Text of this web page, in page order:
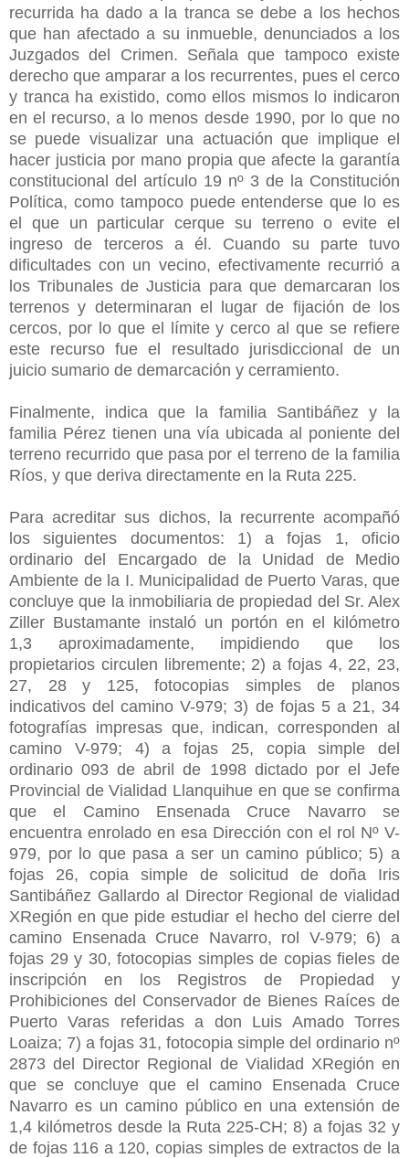
recurrida ha dado a la tranca se debe a los hechos
que han afectado a su inmueble, denunciados a los
Juzgados del Crimen. Señala que tampoco existe
derecho que amparar a los recurrentes, pues el cerco
y tranca ha existido, como ellos mismos lo indicaron
en el recurso, a lo menos desde 1990, por lo que no
se puede visualizar una actuación que implique el
hacer justicia por mano propia que afecte la garantía
constitucional del artículo 19 nº 3 de la Constitución
Política, como tampoco puede entenderse que lo es
el que un particular cerque su terreno o evite el
ingreso de terceros a él. Cuando su parte tuvo
dificultades con un vecino, efectivamente recurrió a
los Tribunales de Justicia para que demarcaran los
terrenos y determinaran el lugar de fijación de los
cercos, por lo que el límite y cerco al que se refiere
este recurso fue el resultado jurisdiccional de un
juicio sumario de demarcación y cerramiento.
Finalmente, indica que la familia Santibáñez y la
familia Pérez tienen una vía ubicada al poniente del
terreno recurrido que pasa por el terreno de la familia
Ríos, y que deriva directamente en la Ruta 225.
Para acreditar sus dichos, la recurrente acompañó
los siguientes documentos: 1) a fojas 1, oficio
ordinario del Encargado de la Unidad de Medio
Ambiente de la I. Municipalidad de Puerto Varas, que
concluye que la inmobiliaria de propiedad del Sr. Alex
Ziller Bustamante instaló un portón en el kilómetro
1,3 aproximadamente, impidiendo que los
propietarios circulen libremente; 2) a fojas 4, 22, 23,
27, 28 y 125, fotocopias simples de planos
indicativos del camino V-979; 3) de fojas 5 a 21, 34
fotografías impresas que, indican, corresponden al
camino V-979; 4) a fojas 25, copia simple del
ordinario 093 de abril de 1998 dictado por el Jefe
Provincial de Vialidad Llanquihue en que se confirma
que el Camino Ensenada Cruce Navarro se
encuentra enrolado en esa Dirección con el rol Nº V-
979, por lo que pasa a ser un camino público; 5) a
fojas 26, copia simple de solicitud de doña Iris
Santibáñez Gallardo al Director Regional de vialidad
XRegión en que pide estudiar el hecho del cierre del
camino Ensenada Cruce Navarro, rol V-979; 6) a
fojas 29 y 30, fotocopias simples de copias fieles de
inscripción en los Registros de Propiedad y
Prohibiciones del Conservador de Bienes Raíces de
Puerto Varas referidas a don Luis Amado Torres
Loaiza; 7) a fojas 31, fotocopia simple del ordinario nº
2873 del Director Regional de Vialidad XRegión en
que se concluye que el camino Ensenada Cruce
Navarro es un camino público en una extensión de
1,4 kilómetros desde la Ruta 225-CH; 8) a fojas 32 y
de fojas 116 a 120, copias simples de extractos de la